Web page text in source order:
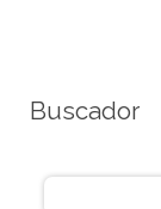
Buscador